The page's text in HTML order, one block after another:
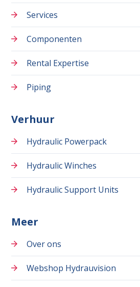
Services
Componenten
Rental Expertise
Piping
Verhuur
Hydraulic Powerpack
Hydraulic Winches
Hydraulic Support Units
Meer
Over ons
Webshop Hydrauvision